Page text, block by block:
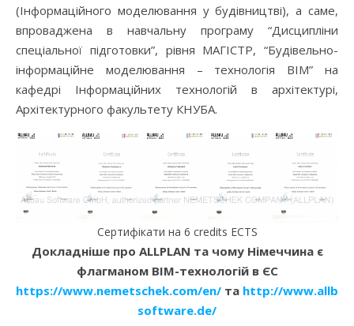
(Інформаційного моделювання у будівництві), а саме,
впроваджена в навчальну програму “Дисципліни
спеціальної підготовки”, рівня МАГІСТР, “Будівельно-
інформаційне моделювання – технологія ВІМ” на
кафедрі Інформаційних технологій в архітектурі,
Архітектурного факультету КНУБА.
Сертифікати на 6 credits ECTS
Докладніше про ALLPLAN та чому Німеччина є
флагманом ВІМ-технологій в ЄС
https://www.nemetschek.com/en/ та http://
software.de/